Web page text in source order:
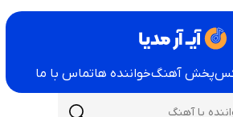
پخش آهنگخواننده هاتماس با ما